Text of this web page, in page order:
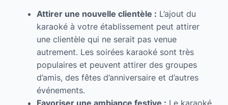
Attirer une nouvelle clientèle : L’ajout du
karaoké à votre établissement peut attirer
une clientèle qui ne serait pas venue
autrement. Les soirées karaoké sont très
populaires et peuvent attirer des groupes
d’amis, des fêtes d’anniversaire et d’autres
événements.
Favoriser une ambiance festive : Le karaoké